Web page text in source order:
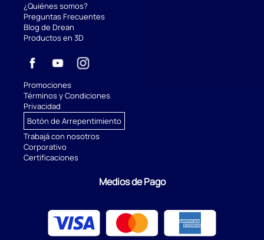
¿Quiénes somos?
Preguntas Frecuentes
Blog de Drean
Productos en 3D
Promociones
Términos y Condiciones
Privacidad
Botón de Arrepentimiento
Trabajá con nosotros
Corporativo
Certificaciones
Medios de Pago